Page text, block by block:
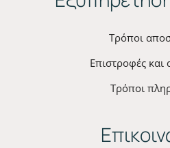
Τρόποι
Επιστροφές και
Τρόποι